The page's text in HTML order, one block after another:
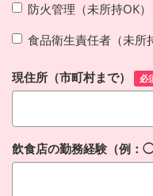
防火管理（未所持OK）
食品衛生責任者（未所
現住所（市町村まで） 必
飲食店の勤務経験（例：